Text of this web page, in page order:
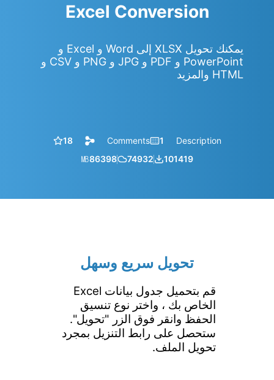
Excel Conversion
يمكنك تحويل XLSX إلى Word و Excel و
PowerPoint و PDF و JPG و PNG و CSV و
HTML والمزيد
Description
1
Comments
18
101419
74932
86398
㎆︎
تحويل سريع وسهل
قم بتحميل جدول بيانات Excel
الخاص بك ، واختر نوع تنسيق
الحفظ وانقر فوق الزر "تحويل".
ستحصل على رابط التنزيل بمجرد
تحويل الملف.